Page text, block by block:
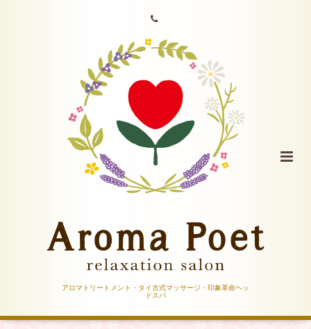
アロマトリートメント・タイ古式マッサージ・印象革命ヘッ
ドスパ